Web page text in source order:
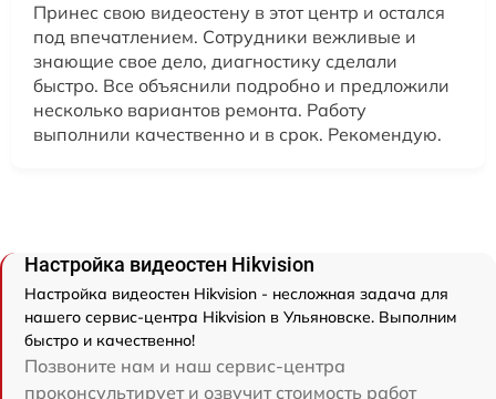
Принес свою видеостену в этот центр и остался
под впечатлением. Сотрудники вежливые и
знающие свое дело, диагностику сделали
быстро. Все объяснили подробно и предложили
несколько вариантов ремонта. Работу
выполнили качественно и в срок. Рекомендую.
Настройка видеостен Hikvision
Настройка видеостен Hikvision - несложная задача для
нашего сервис-центра Hikvision в Ульяновске. Выполним
быстро и качественно!
Позвоните нам и наш сервис-центра
проконсультирует и озвучит стоимость работ